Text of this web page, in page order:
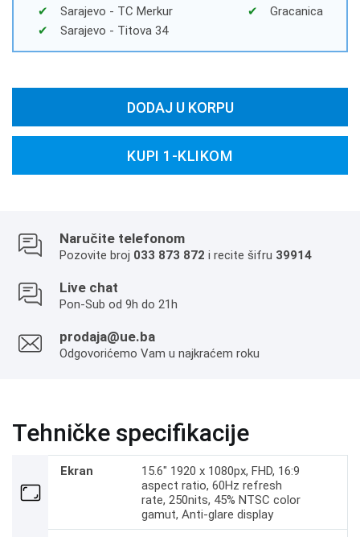
Sarajevo - TC Merkur
Sarajevo - Titova 34
Gracanica
DODAJ U KORPU
KUPI 1-KLIKOM
Naručite telefonom
Pozovite broj 033 873 872 i recite šifru 39914
Live chat
Pon-Sub od 9h do 21h
prodaja@ue.ba
Odgovorićemo Vam u najkraćem roku
Tehničke specifikacije
Ekran
15.6" 1920 x 1080px, FHD, 16:9
aspect ratio, 60Hz refresh
rate, 250nits, 45% NTSC color
gamut, Anti-glare display